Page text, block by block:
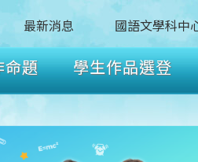
最新消息 國語文學科中
命題 學生作品選登